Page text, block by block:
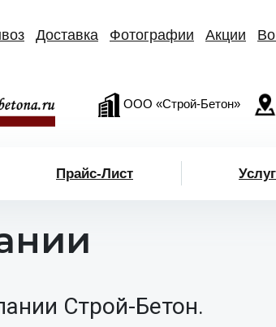
Доставка Фотографии Акции
ООО «Строй-Бетон»
Прайс-Лист
Строй-Бетон.